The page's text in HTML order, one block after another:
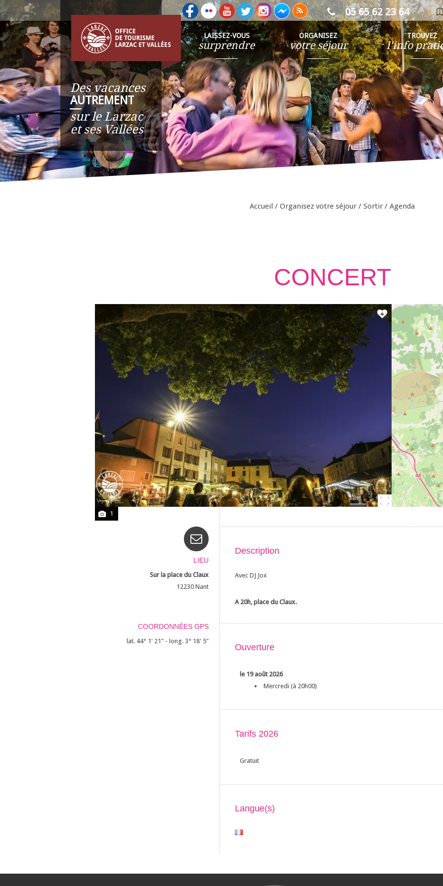
Des vacances
AUTREMENT
__
sur le Larzac
et ses Vallées
LAISSEZ-VOUS
surprendre
ORGANISEZ
votre séjour
TROUVEZ
l'info
05 65 62 23 64
Accueil / Organisez votre séjour / Sortir / Agenda
CONCERT
1
LIEU
Sur la place du Claux
12230 Nant
COORDONNÉES GPS
lat. 44° 1' 21" - long. 3° 18' 5"
Description
Avec DJ Jox
A 20h, place du Claux.
Ouverture
le 19 août 2026
Mercredi (à 20h00)
Tarifs 2026
Gratuit
Langue(s)